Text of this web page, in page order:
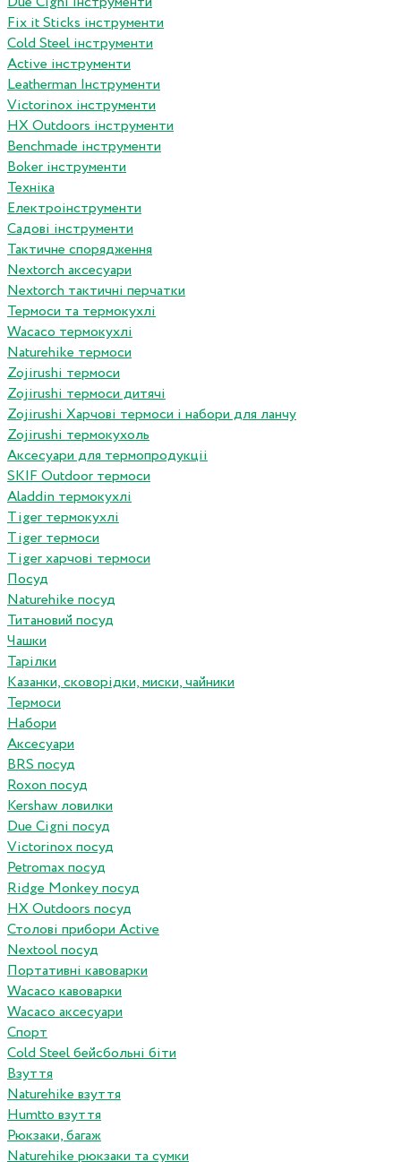
Fix it Sticks інструменти
Сold Steel інструменти
Active інструменти
Leatherman Інструменти
Victorinox інструменти
HX Outdoors інструменти
Benchmade інструменти
Boker інструменти
Техніка
Електроінструменти
Садові інструменти
Тактичне спорядження
Nextorch аксесуари
Nextorch тактичні перчатки
Термоси та термокухлі
Wacaco термокухлі
Naturehike термоси
Zojirushi термоси
Zojirushi термоси дитячі
Zojirushi Харчові термоси і набори для ланчу
Zojirushi термокухоль
Аксесуари для термопродукціі
SKIF Outdoor термоси
Aladdin термокухлі
Tiger термокухлі
Tiger термоси
Tiger харчові термоси
Посуд
Naturehike посуд
Титановий посуд
Чашки
Тарілки
Казанки, сковорідки, миски, чайники
Термоси
Набори
Аксесуари
BRS посуд
Roxon посуд
Kershaw ловилки
Due Cigni посуд
Victorinox посуд
Petromax посуд
Ridge Monkey посуд
HX Outdoors посуд
Столові прибори Active
Nextool посуд
Портативні кавоварки
Wacaco кавоварки
Wacaco аксесуари
Спорт
Cold Steel бейсбольні біти
Взуття
Naturehike взуття
Humtto взуття
Рюкзаки, багаж
Naturehike рюкзаки та сумки